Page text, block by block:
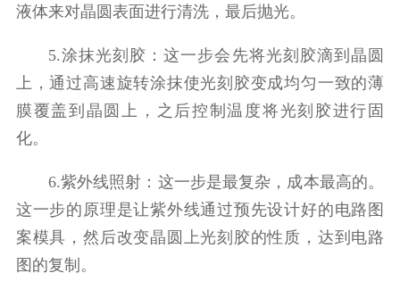
液体来对晶圆表面进行清洗，最后抛光。
5.涂抹光刻胶：这一步会先将光刻胶滴到晶圆
上，通过高速旋转涂抹使光刻胶变成均匀一致的薄
膜覆盖到晶圆上，之后控制温度将光刻胶进行固
化。
6.紫外线照射：这一步是最复杂，成本最高的。
这一步的原理是让紫外线通过预先设计好的电路图
案模具，然后改变晶圆上光刻胶的性质，达到电路
图的复制。